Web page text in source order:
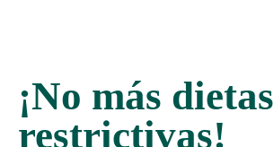
¡No más dietas
restrictivas!